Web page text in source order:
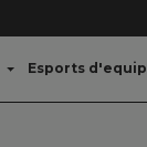
Esports d'equip